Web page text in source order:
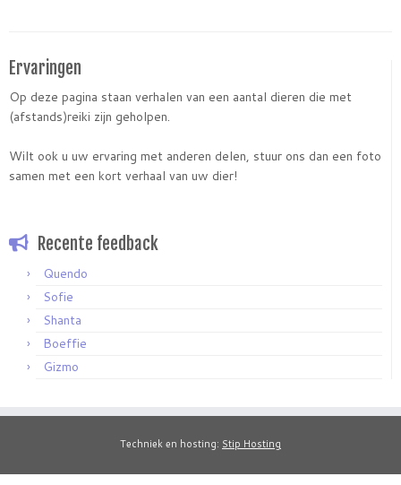
Ervaringen
Op deze pagina staan verhalen van een aantal dieren die met
(afstands)reiki zijn geholpen.
Wilt ook u uw ervaring met anderen delen, stuur ons dan een foto
samen met een kort verhaal van uw dier!
Recente feedback
Quendo
Sofie
Shanta
Boeffie
Gizmo
Techniek en hosting: Stip Hosting